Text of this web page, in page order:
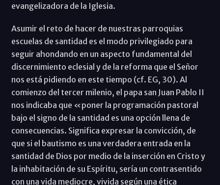
evangelizadora de la Iglesia.
Asumir el reto de hacer de nuestras parroquias
escuelas de santidad es el modo privilegiado para
seguir ahondando en un aspecto fundamental del
discernimiento eclesial y de la reforma que el Señor
nos está pidiendo en este tiempo (cf. EG, 30). Al
comienzo del tercer milenio, el papa san Juan Pablo II
nos indicaba que «poner la programación pastoral
bajo el signo de la santidad es una opción llena de
consecuencias. Significa expresar la convicción, de
que si el bautismo es una verdadera entrada en la
santidad de Dios por medio de la inserción en Cristo y
la inhabitación de su Espíritu, sería un contrasentido
con una vida mediocre, vivida según una ética